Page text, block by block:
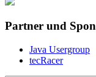
Partner und
Java Usergroup
tecRacer